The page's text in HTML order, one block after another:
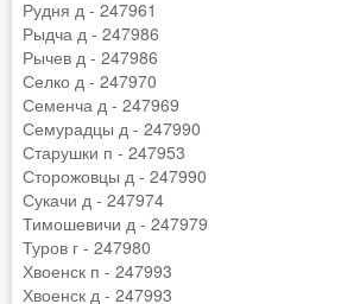
Рудня д - 247961
Рыдча д - 247986
Рычев д - 247986
Селко д - 247970
Семенча д - 247969
Семурадцы д - 247990
Старушки п - 247953
Сторожовцы д - 247990
Сукачи д - 247974
Тимошевичи д - 247979
Туров г - 247980
Хвоенск п - 247993
Хвоенск д - 247993